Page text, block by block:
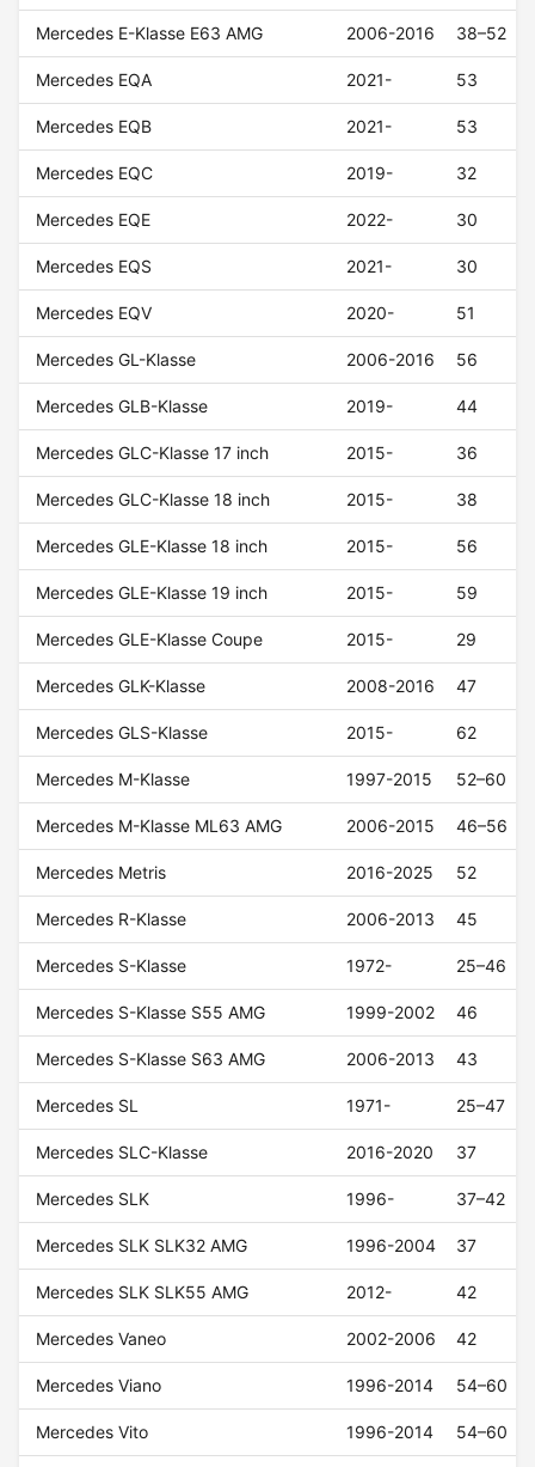
Mercedes E-Klasse E63 AMG 2006-2016 38–52
Mercedes EQA 2021- 53
Mercedes EQB 2021- 53
Mercedes EQC 2019- 32
Mercedes EQE 2022- 30
Mercedes EQS 2021- 30
Mercedes EQV 2020- 51
Mercedes GL-Klasse 2006-2016 56
Mercedes GLB-Klasse 2019- 44
Mercedes GLC-Klasse 17 inch 2015- 36
Mercedes GLC-Klasse 18 inch 2015- 38
Mercedes GLE-Klasse 18 inch 2015- 56
Mercedes GLE-Klasse 19 inch 2015- 59
Mercedes GLE-Klasse Coupe 2015- 29
Mercedes GLK-Klasse 2008-2016 47
Mercedes GLS-Klasse 2015- 62
Mercedes M-Klasse 1997-2015 52–60
Mercedes M-Klasse ML63 AMG 2006-2015 46–56
Mercedes Metris 2016-2025 52
Mercedes R-Klasse 2006-2013 45
Mercedes S-Klasse 1972- 25–46
Mercedes S-Klasse S55 AMG 1999-2002 46
Mercedes S-Klasse S63 AMG 2006-2013 43
Mercedes SL 1971- 25–47
Mercedes SLC-Klasse 2016-2020 37
Mercedes SLK 1996- 37–42
Mercedes SLK SLK32 AMG 1996-2004 37
Mercedes SLK SLK55 AMG 2012- 42
Mercedes Vaneo 2002-2006 42
Mercedes Viano 1996-2014 54–60
Mercedes Vito 1996-2014 54–60